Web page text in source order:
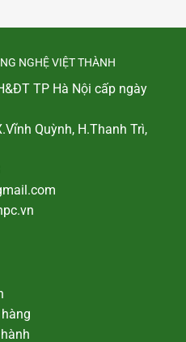
NGHỆ VIỆT THÀNH
TP Hà Nội cấp ngày
Quỳnh, H.Thanh Trì,